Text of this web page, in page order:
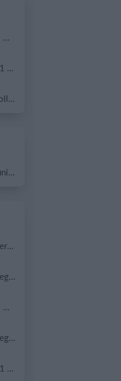
2. Herren
D1 - Jugend - TSV Abensberg I
Vollinis VSG Mannheim
Junior Schmetterlinge
Herren 1
Gegner
2. Herren
Gegner
D1 - Jugend - TSV Abensberg I